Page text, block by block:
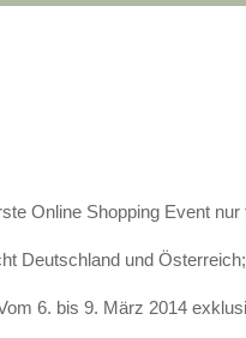
Online Shopping Event nur
Deutschland und
6. bis 9. März 2014